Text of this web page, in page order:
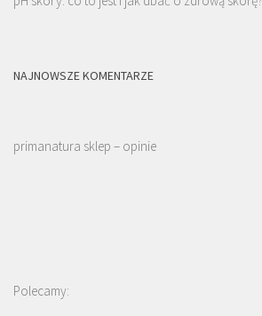
NAJNOWSZE KOMENTARZE
primanatura sklep – opinie
Polecamy: